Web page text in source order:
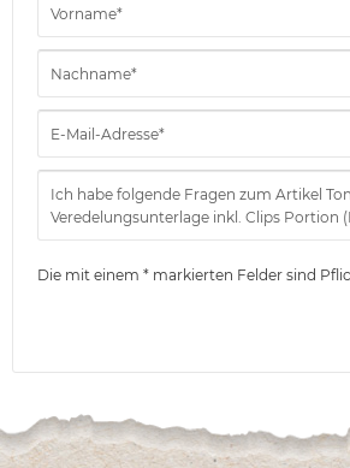
Die mit einem * markierten Felder sind